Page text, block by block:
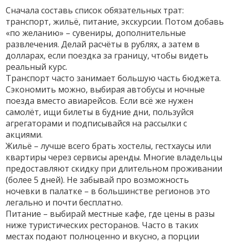
Сначала составь список обязательных трат:
транспорт, жильё, питание, экскурсии. Потом добавь
«по желанию» – сувениры, дополнительные
развлечения. Делай расчёты в рублях, а затем в
долларах, если поездка за границу, чтобы видеть
реальный курс.
Транспорт часто занимает большую часть бюджета.
Сэкономить можно, выбирая автобусы и ночные
поезда вместо авиарейсов. Если всё же нужен
самолёт, ищи билеты в будние дни, пользуйся
агрегаторами и подписывайся на рассылки с
акциями.
Жильё – лучше всего брать хостелы, гестхаусы или
квартиры через сервисы аренды. Многие владельцы
предоставляют скидку при длительном проживании
(более 5 дней). Не забывай про возможность
ночевки в палатке – в большинстве регионов это
легально и почти бесплатно.
Питание – выбирай местные кафе, где цены в разы
ниже туристических ресторанов. Часто в таких
местах подают полноценно и вкусно, а порции